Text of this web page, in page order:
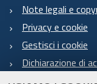
Note legali e
Privacy e cookie
Gestisci i cookie
Dichiarazione di